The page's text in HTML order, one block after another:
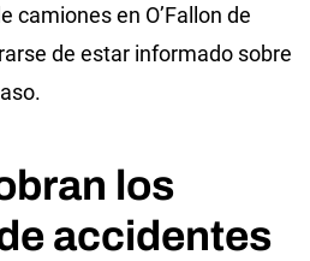
camiones en O’Fallon de
de estar informado sobre
los
accidentes